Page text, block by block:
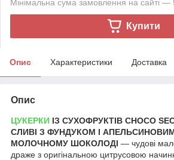
Мінімальна сума замовлення на сайті —
Купити
Опис Характеристики Доставка
Опис
ЦУКЕРКИ ІЗ СУХОФРУКТІВ CHOCO
СЛИВІ З ФУНДУКОМ І
МОЛОЧНОМУ ШОКОЛОДІ — чудові
драже з оригінальною цитрусовою